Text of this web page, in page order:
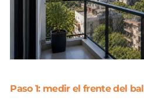
Paso 1: medir el frente del